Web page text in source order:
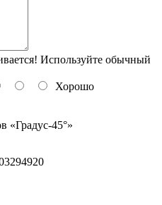
Используйте обычный
Хорошо
«Градус-45°»